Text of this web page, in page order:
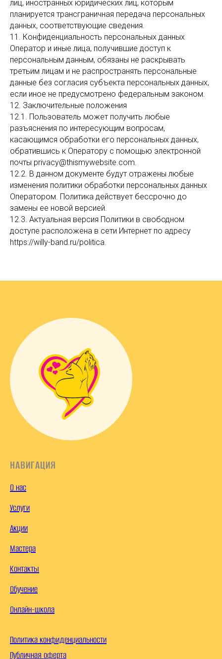
лиц, иностранных юридических лиц, которым
планируется трансграничная передача персональных
данных, соответствующие сведения.
11. Конфиденциальность персональных данных
Оператор и иные лица, получившие доступ к
персональным данным, обязаны не раскрывать
третьим лицам и не распространять персональные
данные без согласия субъекта персональных данных,
если иное не предусмотрено федеральным законом.
12. Заключительные положения
12.1. Пользователь может получить любые
разъяснения по интересующим вопросам,
касающимся обработки его персональных данных,
обратившись к Оператору с помощью электронной
почты privacy@thismywebsite.com.
12.2. В данном документе будут отражены любые
изменения политики обработки персональных данных
Оператором. Политика действует бессрочно до
замены ее новой версией.
12.3. Актуальная версия Политики в свободном
доступе расположена в сети Интернет по адресу
https://willy-band.ru/politica.
НАВИГАЦИЯ
О нас
Услуги
Акции
Мастера
Контакты
Обучение
Онлайн-школа
Политика конфиденциальности
Публичная оферта